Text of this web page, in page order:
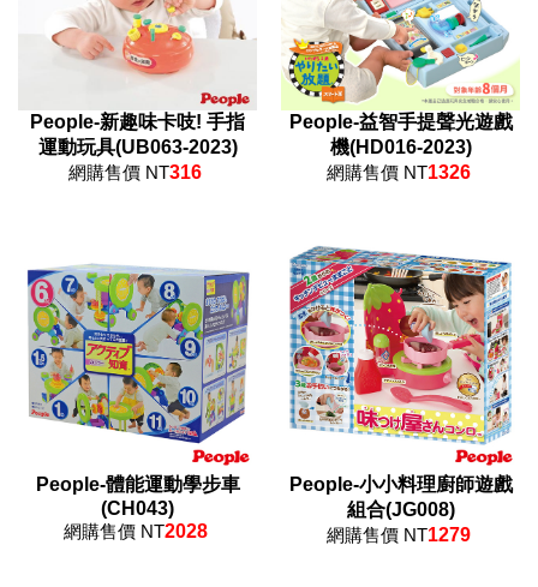
People-新趣味卡吱! 手指
運動玩具(UB063-2023)
網購售價 NT316
People-益智手提聲光遊戲
機(HD016-2023)
網購售價 NT1326
People-體能運動學步車
(CH043)
網購售價 NT2028
People-小小料理廚師遊戲
組合(JG008)
網購售價 NT1279